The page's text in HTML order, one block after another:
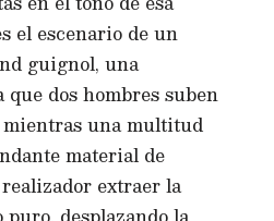
el escenario de un
guignol, una
dos hombres suben
mientras una multitud
material de
extraer la